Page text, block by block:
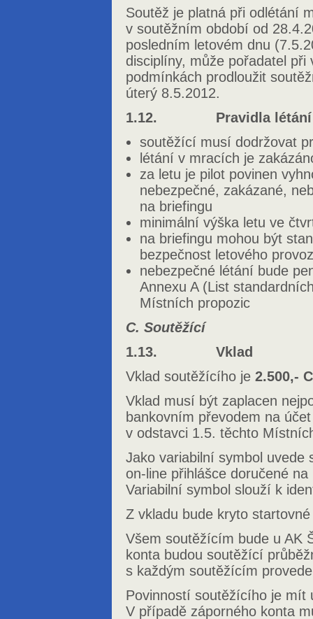
Soutěž je platná při odlétání
v soutěžním období od
posledním letovém dnu
disciplíny, může pořadatel při
podmínkách prodloužit
úterý 8.5.2012.
1.12. Pravidla létání a
soutěžící musí dodržovat
létání v mracích je
za letu je pilot povinen
nebezpečné, zakázané,
na briefingu
minimální výška letu ve
na briefingu mohou být
bezpečnost letového
nebezpečné létání bude
Annexu A (List
Místních propozic
C. Soutěžící
1.13. Vklad
Vklad soutěžícího je 2.500,-
Vklad musí být zaplacen
bankovním převodem na
v odstavci 1.5. těchto
Jako variabilní symbol
on-line přihlášce doručené
Variabilní symbol slouží k
Z vkladu bude kryto
Všem soutěžícím bude u AK
konta budou soutěžící
s každým soutěžícím
Povinností soutěžícího je mít
V případě záporného konta